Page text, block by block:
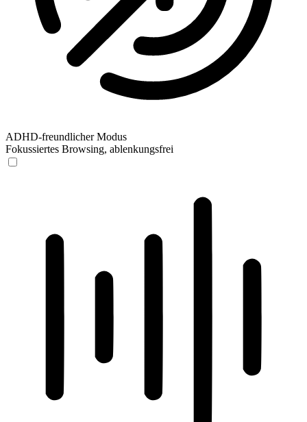
ADHD-freundlicher Modus
Fokussiertes Browsing, ablenkungsfrei